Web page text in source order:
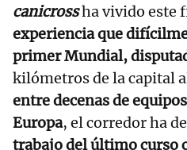
canicrossha vivido este
experiencia que
primer Mundial,
kilómetros de la capital
entre decenas de
Europa, el corredor ha
trabajo del último curso